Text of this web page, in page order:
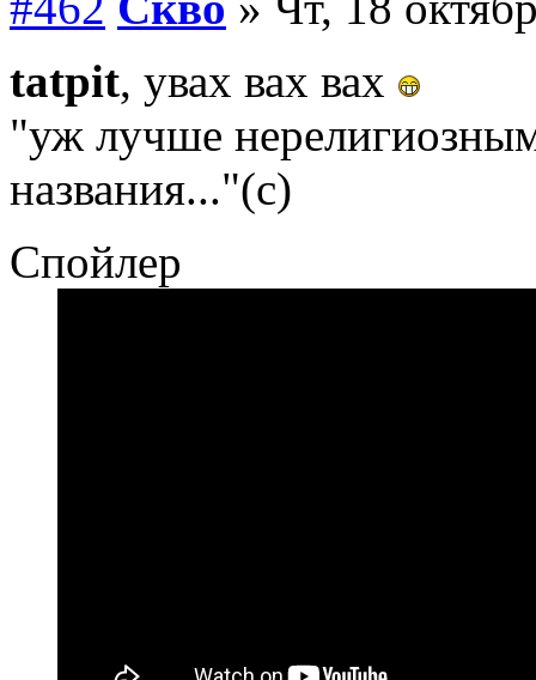
tatpit, увах вах вах
"уж лучше
названия..."(с)
Спойлер